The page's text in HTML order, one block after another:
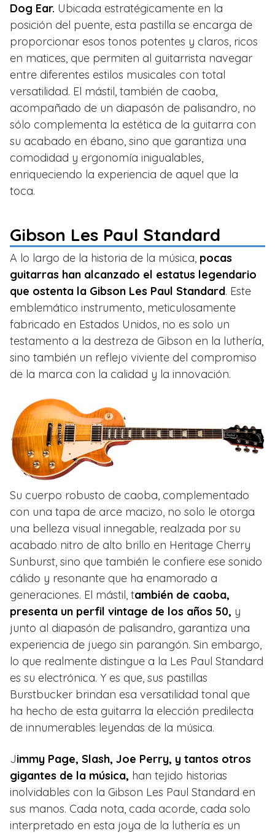
Dog Ear. Ubicada estratégicamente en la
posición del puente, esta pastilla se encarga de
proporcionar esos tonos potentes y claros, ricos
en matices, que permiten al guitarrista navegar
entre diferentes estilos musicales con total
versatilidad. El mástil, también de caoba,
acompañado de un diapasón de palisandro, no
sólo complementa la estética de la guitarra con
su acabado en ébano, sino que garantiza una
comodidad y ergonomía inigualables,
enriqueciendo la experiencia de aquel que la
toca.
Gibson Les Paul Standard
A lo largo de la historia de la música, pocas
guitarras han alcanzado el estatus legendario
que ostenta la Gibson Les Paul Standard. Este
emblemático instrumento, meticulosamente
fabricado en Estados Unidos, no es solo un
testamento a la destreza de Gibson en la luthería,
sino también un reflejo viviente del compromiso
de la marca con la calidad y la innovación.
Su cuerpo robusto de caoba, complementado
con una tapa de arce macizo, no solo le otorga
una belleza visual innegable, realzada por su
acabado nitro de alto brillo en Heritage Cherry
Sunburst, sino que también le confiere ese sonido
cálido y resonante que ha enamorado a
generaciones. El mástil, también de caoba,
presenta un perfil vintage de los años 50, y
junto al diapasón de palisandro, garantiza una
experiencia de juego sin parangón. Sin embargo,
lo que realmente distingue a la Les Paul Standard
es su electrónica. Y es que, sus pastillas
Burstbucker brindan esa versatilidad tonal que
ha hecho de esta guitarra la elección predilecta
de innumerables leyendas de la música.
Jimmy Page, Slash, Joe Perry, y tantos otros
gigantes de la música, han tejido historias
inolvidables con la Gibson Les Paul Standard en
sus manos. Cada nota, cada acorde, cada solo
interpretado en esta joya de la luthería es un